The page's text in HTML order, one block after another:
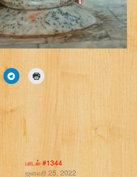
பாடல் #1344
ஜனவரி 25, 2022